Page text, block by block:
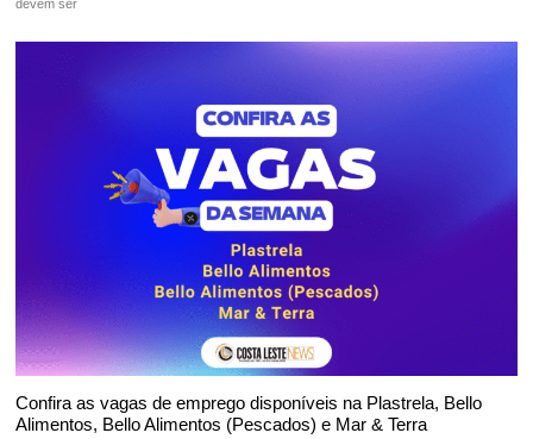
devem ser
Confira as vagas de emprego disponíveis na Plastrela, Bello
Alimentos, Bello Alimentos (Pescados) e Mar & Terra